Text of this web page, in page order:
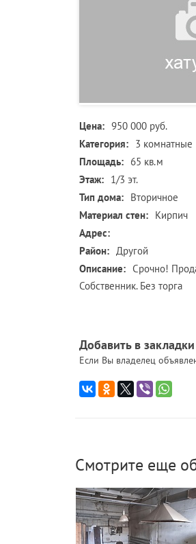
Цена: 950 000 руб.
Категория: 3 комнатные
Площадь: 65 кв.м
Этаж: 1/3 эт.
Тип дома: Вторичное
Материал стен: Кирпич
Адрес:
Район: Другой
Описание: Срочно!
Собственник. Без торга
Добавить в
Если Вы владелец
Смотрите еще